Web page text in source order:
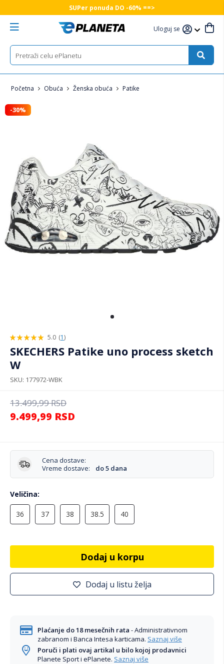
SUPer ponuda DO -60% ==>
Uloguj se
Početna Obuća Ženska obuća Patike
5.0 (1)
SKECHERS Patike uno process sketch
W
SKU 177972-WBK
13.499,99RSD
9.499,99 RSD
Cena dostave:
Vreme dostave:
do 5 dana
Veličina
36 37 38 38.5 40
Dodaj u korpu
Dodaj u listu želja
Plaćanje do 18 mesečnih rata - Administrativnom
zabranom i Banca Intesa karticama. Saznaj više
Poruči i plati ovaj artikal u bilo kojoj prodavnici
Planete Sport i ePlanete. Saznaj više
-30%